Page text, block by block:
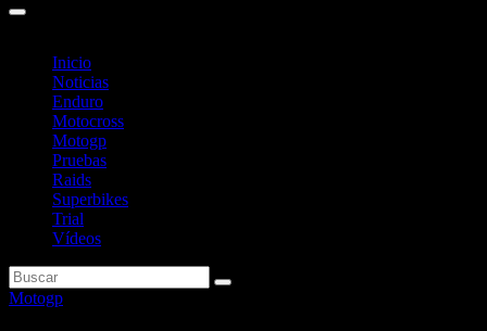
Inicio
Noticias
Enduro
Motocross
Motogp
Pruebas
Raids
Superbikes
Trial
Vídeos
Motogp